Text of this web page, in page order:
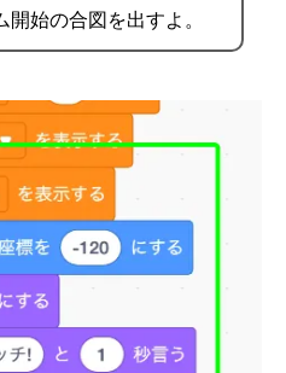
開始の合図を出すよ。